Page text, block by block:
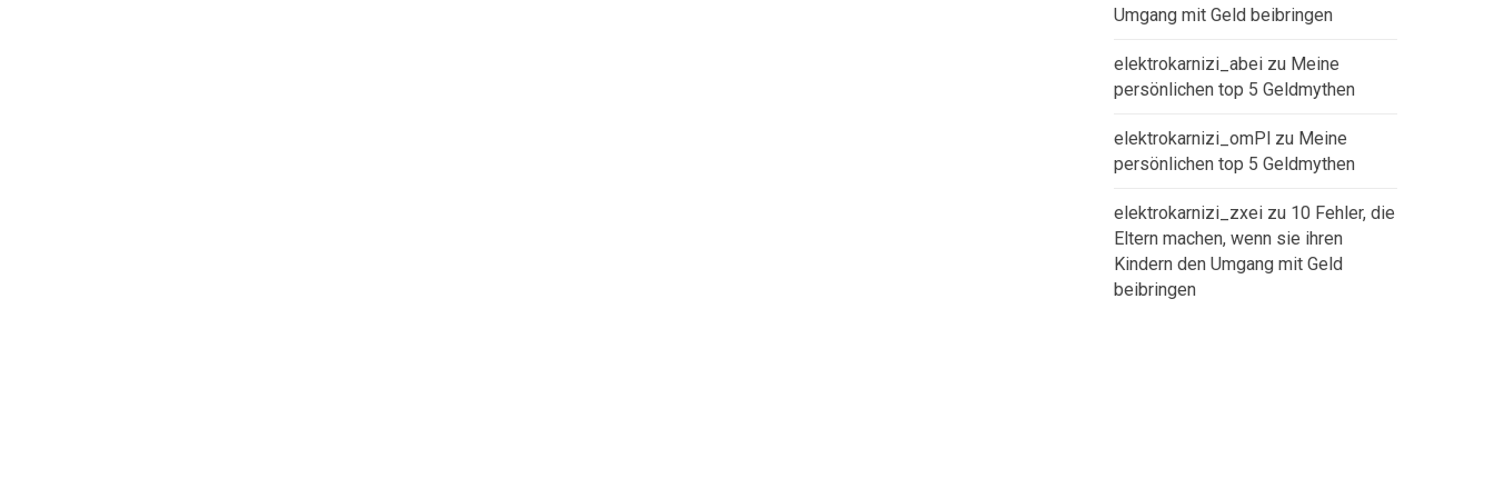
Umgang mit Geld beibringen
elektrokarnizi_abei zu Meine
persönlichen top 5 Geldmythen
elektrokarnizi_omPl zu Meine
persönlichen top 5 Geldmythen
elektrokarnizi_zxei zu 10 Fehler, die
Eltern machen, wenn sie ihren
Kindern den Umgang mit Geld
beibringen